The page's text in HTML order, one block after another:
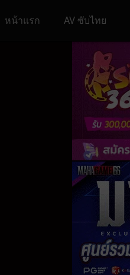
หน้าแรก AV ซับไทย